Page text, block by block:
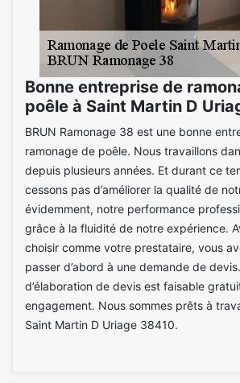
Bonne entreprise de
poêle à Saint Martin D
BRUN Ramonage 38 est une bonne
ramonage de poêle. Nous travaillons
depuis plusieurs années. Et durant ce
cessons pas d’améliorer la qualité de
évidemment, notre performance
grâce à la fluidité de notre expérience.
choisir comme votre prestataire, vous
passer d’abord à une demande de
d’élaboration de devis est faisable
engagement. Nous sommes prêts à
Saint Martin D Uriage 38410.